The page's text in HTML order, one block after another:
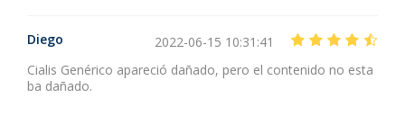
Diego
2022-06-15 10:31:41
Cialis Genérico apareció dañado, pero el contenido no esta
ba dañado.